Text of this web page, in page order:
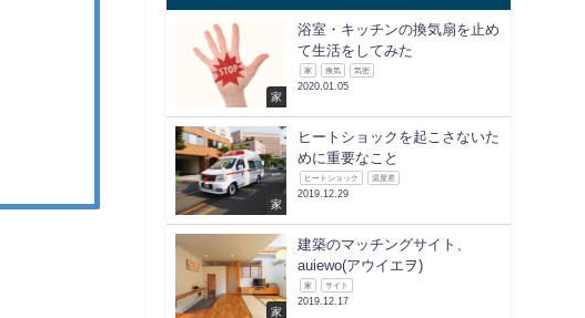
家
浴室・キッチンの換気扇を止め
て生活をしてみた
家 換気 気密
2020.01.05
家
ヒートショックを起こさないた
めに重要なこと
ヒートショック 温度差
2019.12.29
家
建築のマッチングサイト、
auiewo(アウイエヲ)
家 サイト
2019.12.17